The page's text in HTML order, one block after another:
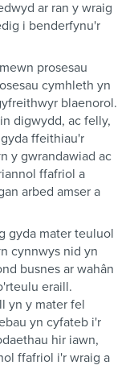
ar ran y wraig
i benderfynu'r
prosesau
cymhleth yn
blaenorol.
digwydd, ac felly,
ffeithiau'r
y gwrandawiad ac
ffafriol a
arbed amser a
gyda mater teuluol
cynnwys nid yn
busnes ar wahân
eraill.
yn y mater fel
yn cyfateb i'r
hir iawn,
ffafriol i'r wraig a